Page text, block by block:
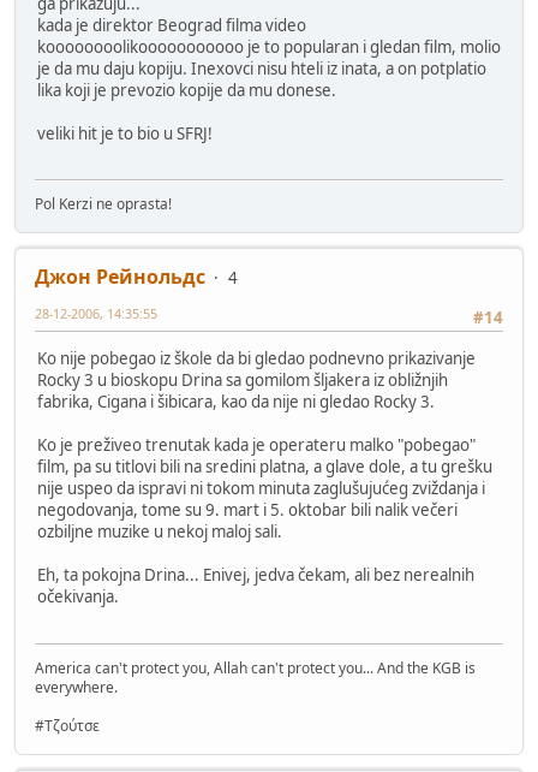
kada je direktor Beograd filma video
koooooooolikooooooooooo je to popularan i gledan film, molio
je da mu daju kopiju. Inexovci nisu hteli iz inata, a on potplatio
lika koji je prevozio kopije da mu donese.
veliki hit je to bio u SFRJ!
Pol Kerzi ne oprasta!
Джон Рейнольдс
4
#14
28-12-2006, 14:35:55
Ko nije pobegao iz škole da bi gledao podnevno prikazivanje
Rocky 3 u bioskopu Drina sa gomilom šljakera iz obližnjih
fabrika, Cigana i šibicara, kao da nije ni gledao Rocky 3.
Ko je preživeo trenutak kada je operateru malko "pobegao"
film, pa su titlovi bili na sredini platna, a glave dole, a tu grešku
nije uspeo da ispravi ni tokom minuta zaglušujućeg zviždanja i
negodovanja, tome su 9. mart i 5. oktobar bili nalik večeri
ozbiljne muzike u nekoj maloj sali.
Eh, ta pokojna Drina... Enivej, jedva čekam, ali bez nerealnih
očekivanja.
America can't protect you, Allah can't protect you... And the KGB is
everywhere.
#Τζούτσε